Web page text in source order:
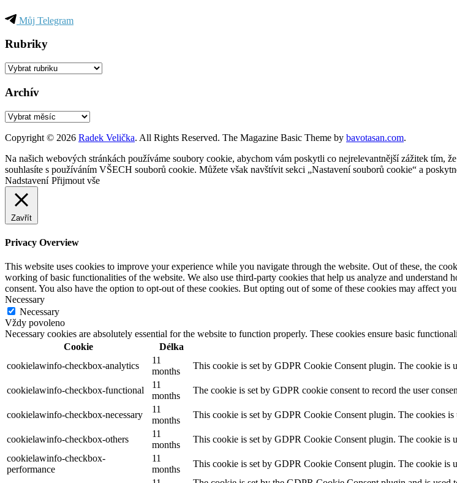
Můj Telegram
Rubriky
Rubriky
Archív
Archív
Copyright © 2026 Radek Velička. All Rights Reserved. The Magazine Basic Theme by bavotasan.com.
Na našich webových stránkách používáme soubory cookie, abychom vám poskytli co nejrelevantnější zážitek tím,
souhlasíte s používáním VŠECH souborů cookie. Můžete však navštívit sekci „Nastavení souborů cookie“ a
Nadstavení Přijmout vše
Zavřít
Privacy Overview
This website uses cookies to improve your experience while you navigate through the website. Out of these, the
working of basic functionalities of the website. We also use third-party cookies that help us analyze and
consent. You also have the option to opt-out of these cookies. But opting out of some of these cookies may affect
Necessary
Necessary
Vždy povoleno
Necessary cookies are absolutely essential for the website to function properly. These cookies ensure basic
Cookie
Délka
cookielawinfo-checkbox-analytics
11
months
This cookie is set by GDPR Cookie Consent plugin. The cookie is
cookielawinfo-checkbox-functional
11
months
The cookie is set by GDPR cookie consent to record the user
cookielawinfo-checkbox-necessary
11
months
This cookie is set by GDPR Cookie Consent plugin. The cookies
cookielawinfo-checkbox-others
11
months
This cookie is set by GDPR Cookie Consent plugin. The cookie is
cookielawinfo-checkbox-
performance
11
months
This cookie is set by GDPR Cookie Consent plugin. The cookie is